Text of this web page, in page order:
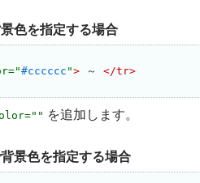
色を指定する場合
#cccccc "> ～ </tr>
を追加します。
景色を指定する場合